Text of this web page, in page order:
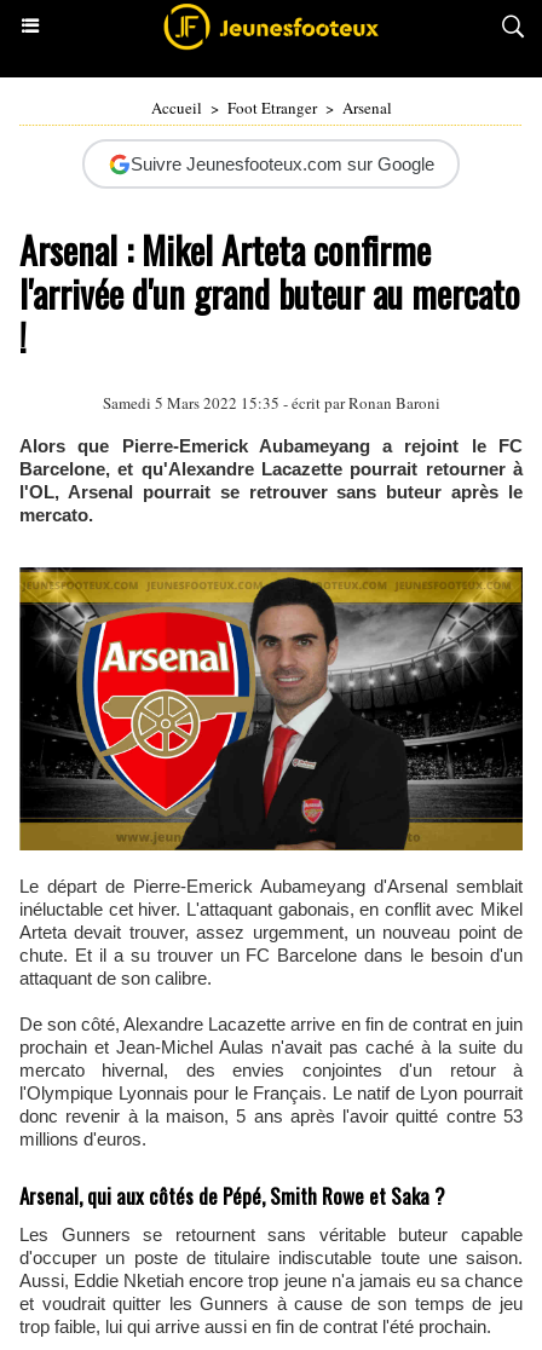
Accueil > Foot Etranger > Arsenal
Suivre Jeunesfooteux.com sur Google
Arsenal : Mikel Arteta confirme
l'arrivée d'un grand buteur au mercato
!
Samedi 5 Mars 2022 15:35 - écrit parRonan Baroni
Alors que Pierre-Emerick Aubameyang a rejoint le FC
Barcelone, et qu'Alexandre Lacazette pourrait retourner à
l'OL, Arsenal pourrait se retrouver sans buteur après le
mercato.
Le départ de Pierre-Emerick Aubameyang d'Arsenal semblait
inéluctable cet hiver. L'attaquant gabonais, en conflit avec Mikel
Arteta devait trouver, assez urgemment, un nouveau point de
chute. Et il a su trouver un FC Barcelone dans le besoin d'un
attaquant de son calibre.
De son côté, Alexandre Lacazette arrive en fin de contrat en juin
prochain et Jean-Michel Aulas n'avait pas caché à la suite du
mercato hivernal, des envies conjointes d'un retour à
l'Olympique Lyonnais pour le Français. Le natif de Lyon pourrait
donc revenir à la maison, 5 ans après l'avoir quitté contre 53
millions d'euros.
Arsenal, qui aux côtés de Pépé, Smith Rowe et Saka ?
Les Gunners se retournent sans véritable buteur capable
d'occuper un poste de titulaire indiscutable toute une saison.
Aussi, Eddie Nketiah encore trop jeune n'a jamais eu sa chance
et voudrait quitter les Gunners à cause de son temps de jeu
trop faible, lui qui arrive aussi en fin de contrat l'été prochain.